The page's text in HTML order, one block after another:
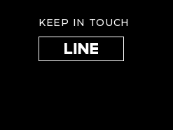
KEEP IN TOUCH